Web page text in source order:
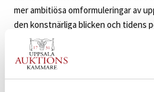
mer ambitiösa omformuleringar av
den konstnärliga blicken och tidens
auktionens oljemålning på duk oss
artistiska process och fullbordade
I en jämförelse av de nämnda